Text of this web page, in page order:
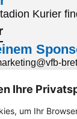
Ihre
um Ihr
Kurier